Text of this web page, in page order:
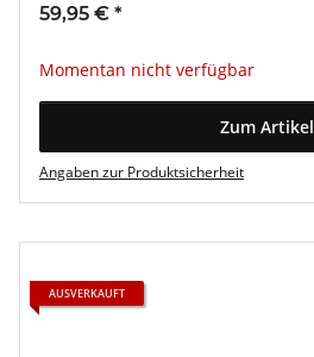
59,95 € *
Momentan nicht verfügbar
Zum Artikel
Angaben zur Produktsicherheit
AUSVERKAUFT